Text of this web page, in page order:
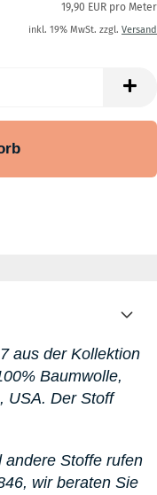
19,90 EUR pro Meter
inkl. 19% MwSt. zzgl. Versand
aus der Kollektion
Baumwolle,
USA. Der Stoff
andere Stoffe rufen
wir beraten Sie